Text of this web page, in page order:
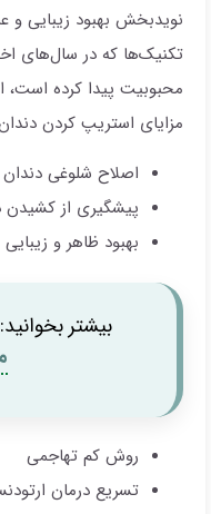
نویدبخش بهبود زیبایی و
تکنیک‌ها که در سال‌های
محبوبیت پیدا کرده
مزایای استریپ کردن
اصلاح شلوغی دندان
پیشگیری از کشیدن
بهبود ظاهر و زیبایی
بیشتر بخوانید:
روش کم‌ تهاجمی
تسریع درمان